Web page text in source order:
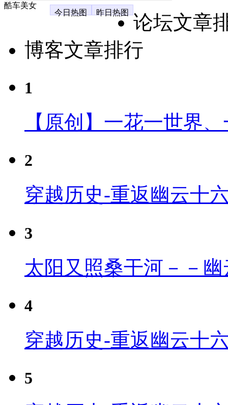
酷车美女
今日热图
昨日热图
论坛文章
博客文章排行
1
【原创】一花一世界
2
穿越历史-重返幽云十
3
太阳又照桑干河－－
4
穿越历史-重返幽云十
5